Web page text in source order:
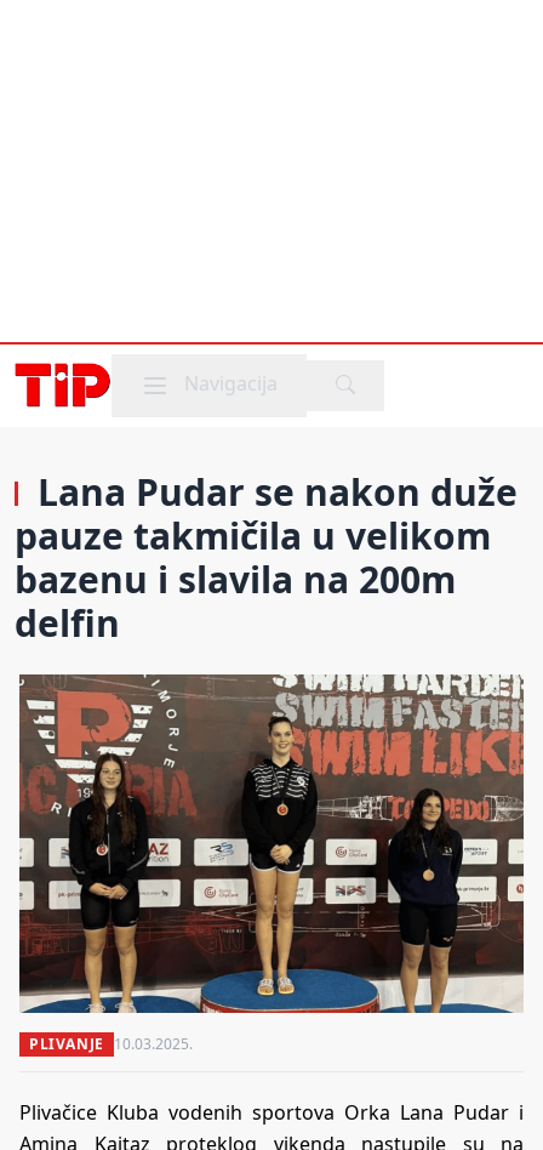
Mobile menu
Navigacija
Lana Pudar se nakon duže
pauze takmičila u velikom
bazenu i slavila na 200m
delfin
PLIVANJE 10.03.2025.
Plivačice Kluba vodenih sportova Orka Lana Pudar i
Amina Kajtaz proteklog vikenda nastupile su na